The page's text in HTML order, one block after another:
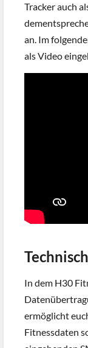
Tracker auch
an. Im
als Video
In dem H30
ermöglicht
Fitnessdaten